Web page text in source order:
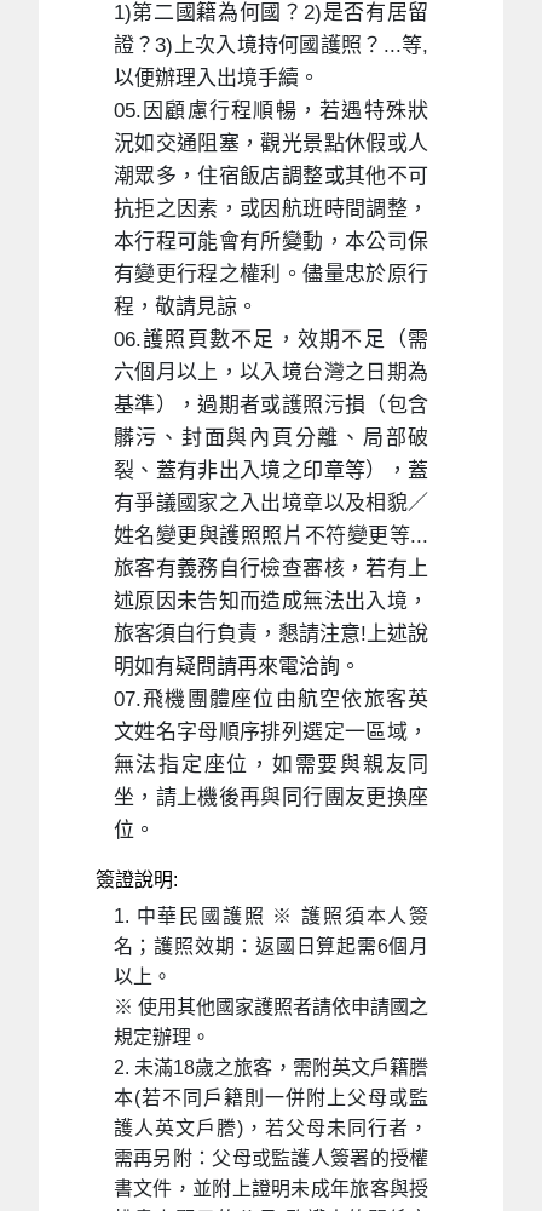
1)第二國籍為何國？2)是否有居留
證？3)上次入境持何國護照？...等,
以便辦理入出境手續。
05.因顧慮行程順暢，若遇特殊狀
況如交通阻塞，觀光景點休假或人
潮眾多，住宿飯店調整或其他不可
抗拒之因素，或因航班時間調整，
本行程可能會有所變動，本公司保
有變更行程之權利。儘量忠於原行
程，敬請見諒。
06.護照頁數不足，效期不足（需
六個月以上，以入境台灣之日期為
基準），過期者或護照污損（包含
髒污、封面與內頁分離、局部破
裂、蓋有非出入境之印章等），蓋
有爭議國家之入出境章以及相貌／
姓名變更與護照照片不符變更等...
旅客有義務自行檢查審核，若有上
述原因未告知而造成無法出入境，
旅客須自行負責，懇請注意!上述說
明如有疑問請再來電洽詢。
07.飛機團體座位由航空依旅客英
文姓名字母順序排列選定一區域，
無法指定座位，如需要與親友同
坐，請上機後再與同行團友更換座
位。
簽證說明:
1. 中華民國護照 ※ 護照須本人簽
名；護照效期：返國日算起需6個月
以上。
※ 使用其他國家護照者請依申請國之
規定辦理。
2. 未滿18歲之旅客，需附英文戶籍謄
本(若不同戶籍則一併附上父母或監
護人英文戶謄)，若父母未同行者，
需再另附：父母或監護人簽署的授權
書文件，並附上證明未成年旅客與授